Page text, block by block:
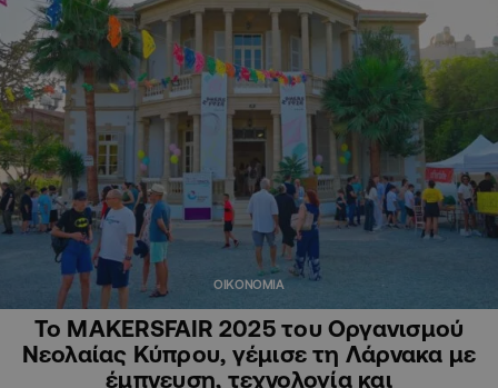
ΟΙΚΟΝΟΜΙΑ
Το MAKERSFAIR 2025 του Οργανισμού
Νεολαίας Κύπρου, γέμισε τη Λάρνακα με
έμπνευση, τεχνολογία και